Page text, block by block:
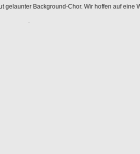
Background-Chor. Wir hoffen auf eine